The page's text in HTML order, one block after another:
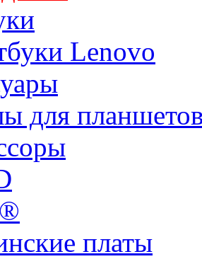
Lenovo
для
платы